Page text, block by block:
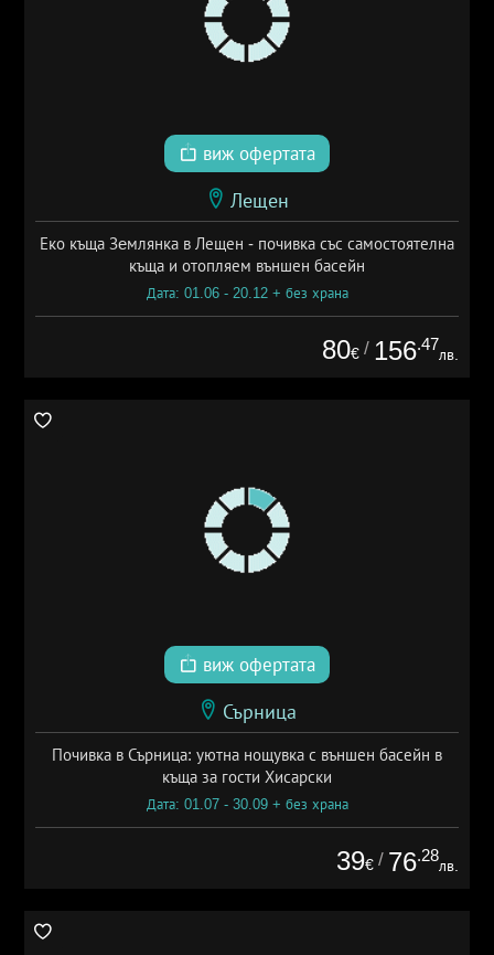
виж офертата
Лещен
Еко къща Зeмлянка в Лещен - почивка със самостоятелна
къща и отопляем външен басейн
Дата: 01.06 - 20.12 + без храна
80€ / 156.47
лв.
виж офертата
Сърница
Почивка в Сърница: уютна нощувка с външен басейн в
къща за гости Хисарски
Дата: 01.07 - 30.09 + без храна
39€ / 76.28
лв.